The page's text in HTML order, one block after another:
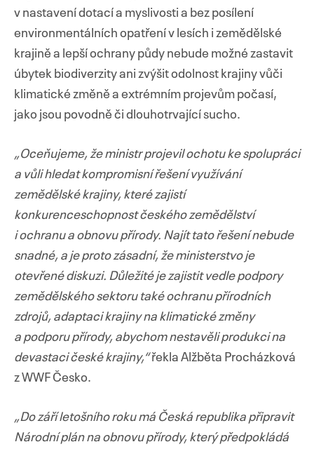
v nastavení dotací a myslivosti a bez posílení
environmentálních opatření v lesích i zemědělské
krajině a lepší ochrany půdy nebude možné zastavit
úbytek biodiverzity ani zvýšit odolnost krajiny vůči
klimatické změně a extrémním projevům počasí,
jako jsou povodně či dlouhotrvající sucho.
„Oceňujeme, že ministr projevil ochotu ke spolupráci
a vůli hledat kompromisní řešení využívání
zemědělské krajiny, které zajistí
konkurenceschopnost českého zemědělství
i ochranu a obnovu přírody. Najít tato řešení nebude
snadné, a je proto zásadní, že ministerstvo je
otevřené diskuzi. Důležité je zajistit vedle podpory
zemědělského sektoru také ochranu přírodních
zdrojů, adaptaci krajiny na klimatické změny
a podporu přírody, abychom nestavěli produkci na
devastaci české krajiny,“řekla Alžběta Procházková
z WWF Česko.
„Do září letošního roku má Česká republika připravit
Národní plán na obnovu přírody, který předpokládá